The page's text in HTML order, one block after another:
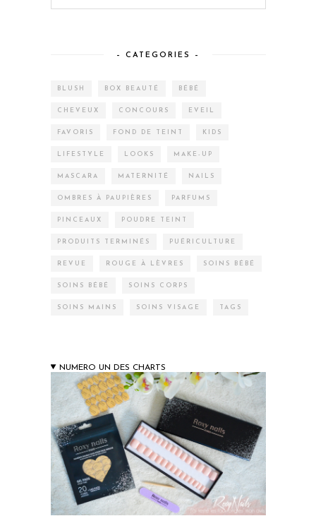
– CATEGORIES –
BLUSH BOX BEAUTÉ BÉBÉ
CHEVEUX CONCOURS EVEIL
FAVORIS FOND DE TEINT KIDS
LIFESTYLE LOOKS MAKE-UP
MASCARA MATERNITÉ NAILS
OMBRES À PAUPIÈRES PARFUMS
PINCEAUX POUDRE TEINT
PRODUITS TERMINÉS PUÉRICULTURE
REVUE ROUGE À LÈVRES SOINS BÉBÉ
SOINS BÉBÉ SOINS CORPS
SOINS MAINS SOINS VISAGE TAGS
NUMERO UN DES CHARTS